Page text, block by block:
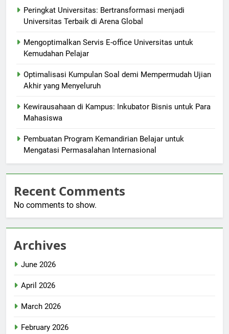
Peringkat Universitas: Bertransformasi menjadi
Universitas Terbaik di Arena Global
Mengoptimalkan Servis E-office Universitas untuk
Kemudahan Pelajar
Optimalisasi Kumpulan Soal demi Mempermudah Ujian
Akhir yang Menyeluruh
Kewirausahaan di Kampus: Inkubator Bisnis untuk Para
Mahasiswa
Pembuatan Program Kemandirian Belajar untuk
Mengatasi Permasalahan Internasional
Recent Comments
No comments to show.
Archives
June 2026
April 2026
March 2026
February 2026